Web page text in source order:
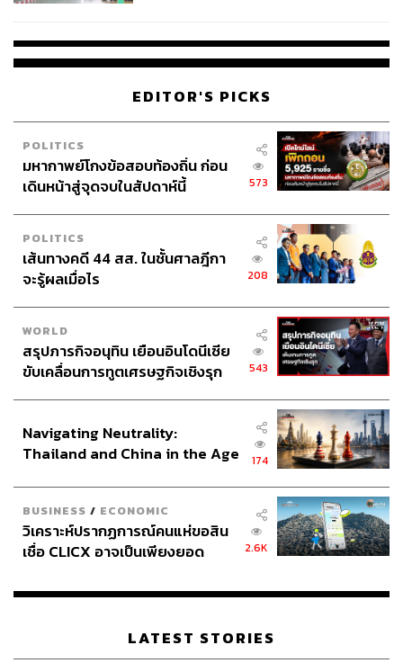
EDITOR'S PICKS
POLITICS
มหากาพย์โกงข้อสอบท้องถิ่น ก่อน
เดินหน้าสู่จุดจบในสัปดาห์นี้
573
POLITICS
เส้นทางคดี 44 สส. ในชั้นศาลฎีกา
จะรู้ผลเมื่อไร
208
WORLD
สรุปภารกิจอนุทิน เยือนอินโดนีเซีย
ขับเคลื่อนการทูตเศรษฐกิจเชิงรุก
543
Navigating Neutrality:
Thailand and China in the Age
174
BUSINESS / ECONOMIC
วิเคราะห์ปรากฏการณ์คนแห่ขอสิน
เชื่อ CLICX อาจเป็นเพียงยอด
เรือนไทยที่ถูกซุกไว้
2.6K
LATEST STORIES